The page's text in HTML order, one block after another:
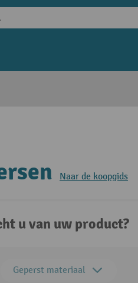
Naar de koopgids
u van uw product?
Geperst materiaal